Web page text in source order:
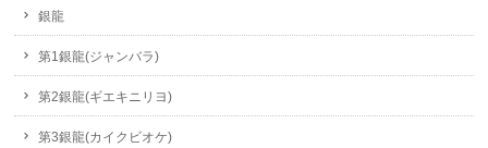
銀龍
第1銀龍(ジャンバラ)
第2銀龍(ギエキニリヨ)
第3銀龍(カイクビオケ)